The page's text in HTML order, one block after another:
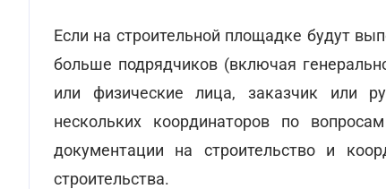
Если на строительной площадке будут
больше подрядчиков (включая
или физические лица, заказчик или
нескольких координаторов по
документации на строительство и
строительства.